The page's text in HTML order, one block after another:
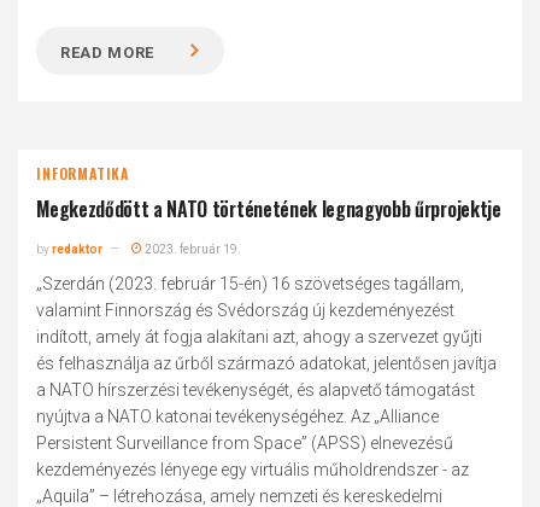
READ MORE
INFORMATIKA
Megkezdődött a NATO történetének legnagyobb űrprojektje
byredaktor 2023. február 19.
„Szerdán (2023. február 15-én) 16 szövetséges tagállam,
valamint Finnország és Svédország új kezdeményezést
indított, amely át fogja alakítani azt, ahogy a szervezet gyűjti
és felhasználja az űrből származó adatokat, jelentősen javítja
a NATO hírszerzési tevékenységét, és alapvető támogatást
nyújtva a NATO katonai tevékenységéhez. Az „Alliance
Persistent Surveillance from Space” (APSS) elnevezésű
kezdeményezés lényege egy virtuális műholdrendszer - az
„Aquila” – létrehozása, amely nemzeti és kereskedelmi